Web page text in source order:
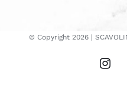
© Copyright 2026 |